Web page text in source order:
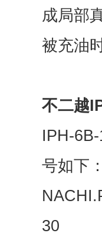
成局部
被充油
不二越
IPH-
号如下
30